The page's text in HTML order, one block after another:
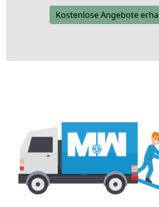
Kostenlose Angebote